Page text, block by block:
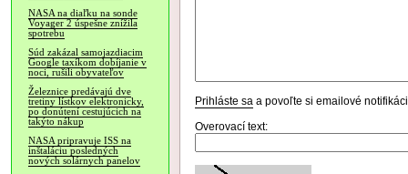
NASA na diaľku na sonde
Voyager 2 úspešne znížila
spotrebu
Súd zakázal samojazdiacim
Google taxíkom dobíjanie v
noci, rušili obyvateľov
Železnice predávajú dve
tretiny lístkov elektronicky,
po donútení cestujúcich na
takýto nákup
NASA pripravuje ISS na
inštaláciu posledných
nových solárnych panelov
Prihláste sa a povoľte si emailové
Overovací text: